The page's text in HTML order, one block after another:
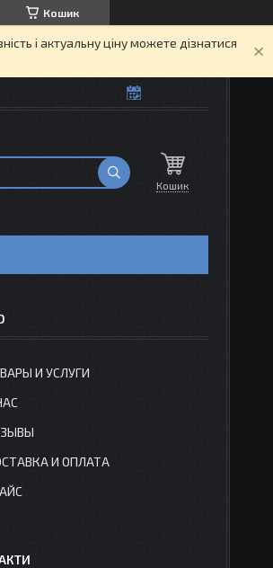
Кошик
і актуальну ціну можете дізнатися
Кошик
И УСЛУГИ
И ОПЛАТА